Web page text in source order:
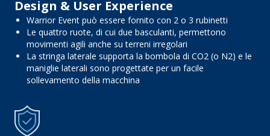
Design & User Experience
Warrior Event può essere fornito con 2 o 3 rubinetti
Le quattro ruote, di cui due basculanti, permettono
movimenti agili anche su terreni irregolari
La stringa laterale supporta la bombola di CO2 (o N2) e le
maniglie laterali sono progettate per un facile
sollevamento della macchina